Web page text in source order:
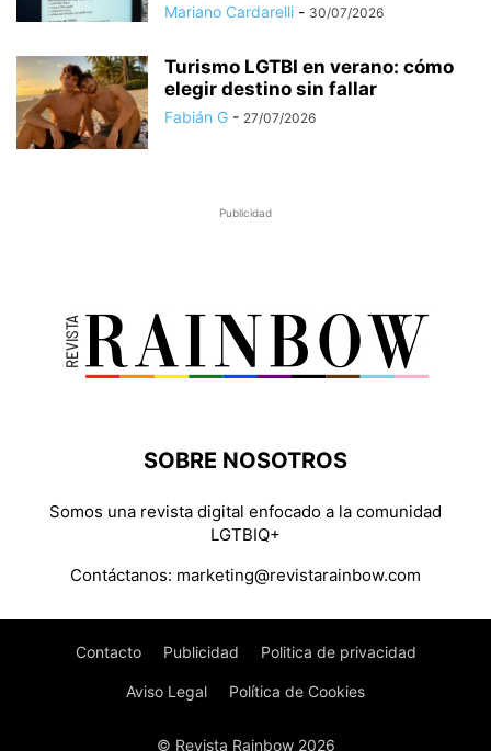
Mariano Cardarelli - 30/07/2026
Turismo LGTBI en verano: cómo
elegir destino sin fallar
Fabián G - 27/07/2026
Publicidad
SOBRE NOSOTROS
Somos una revista digital enfocado a la comunidad
LGTBIQ+
Contáctanos: marketing@revistarainbow.com
Contacto Publicidad Politica de privacidad
Aviso Legal Política de Cookies
© Revista Rainbow 2026